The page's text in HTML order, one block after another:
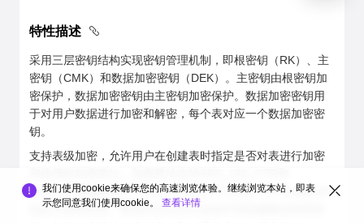
特性描述
采用三层密钥结构实现密钥管理机制，即根密钥（RK）、主
密钥（CMK）和数据加密密钥（DEK）。主密钥由根密钥加
密保护，数据加密密钥由主密钥加密保护。数据加密密钥用
于对用户数据进行加密和解密，每个表对应一个数据加密密
钥。
支持表级加密，允许用户在创建表时指定是否对表进行加密
SM4_CTR两种算法，算法一旦指定不可更改。对于创建表时
指定为加密的表，数据库会自动为该表申请创建数据加密密
我们使用cookie来确保您的高速浏览体验。继续浏览本站，即表
示您同意我们使用cookie。 查看详情